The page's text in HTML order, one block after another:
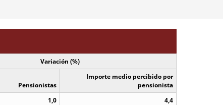
Variación (%)
Pensionistas
Importe medio percibido por
pensionista
1,0
4,4